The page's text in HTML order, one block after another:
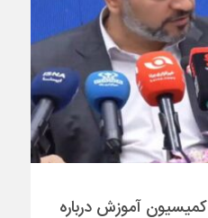
آموزش درباره